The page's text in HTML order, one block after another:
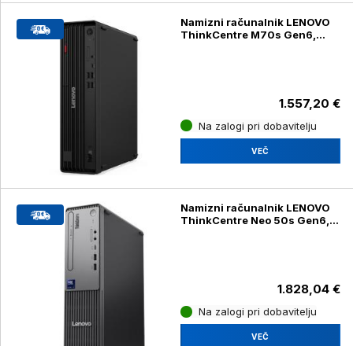
Namizni računalnik LENOVO
ThinkCentre M70s Gen6,
1.557,20 €
Na zalogi pri dobavitelju
VEČ
Namizni računalnik LENOVO
ThinkCentre Neo 50s Gen6,
1.828,04 €
Na zalogi pri dobavitelju
VEČ